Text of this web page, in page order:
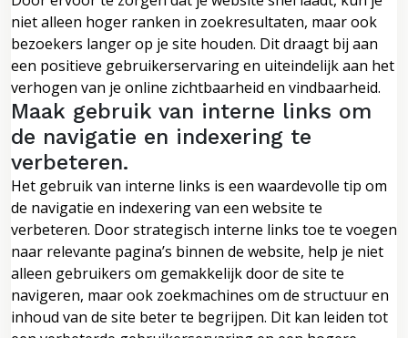
niet alleen hoger ranken in zoekresultaten, maar ook
bezoekers langer op je site houden. Dit draagt bij aan
een positieve gebruikerservaring en uiteindelijk aan het
verhogen van je online zichtbaarheid en vindbaarheid.
Maak gebruik van interne links om
de navigatie en indexering te
verbeteren.
Het gebruik van interne links is een waardevolle tip om
de navigatie en indexering van een website te
verbeteren. Door strategisch interne links toe te voegen
naar relevante pagina’s binnen de website, help je niet
alleen gebruikers om gemakkelijk door de site te
navigeren, maar ook zoekmachines om de structuur en
inhoud van de site beter te begrijpen. Dit kan leiden tot